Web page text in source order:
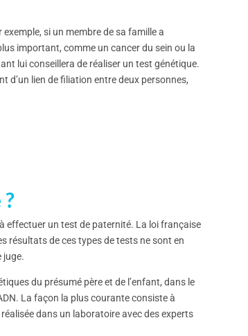
si un membre de sa famille a
important, comme un cancer du sein ou la
lui conseillera de réaliser un test génétique.
d’un lien de filiation entre deux personnes,
effectuer un test de paternité. La loi française
résultats de ces types de tests ne sont en
juge.
du présumé père et de l’enfant, dans le
La façon la plus courante consiste à
dans un laboratoire avec des experts